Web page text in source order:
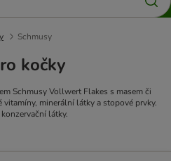
Schmusy
kočky
Schmusy Vollwert Flakes s masem či
minerální látky a stopové prvky.
látky.